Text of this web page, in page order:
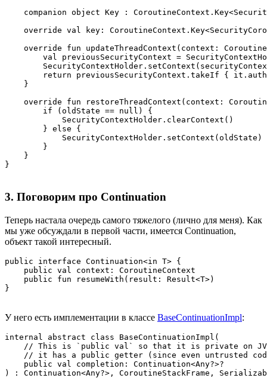
companion object Key :
override val key:
override fun updateThreadContext(context:
val previousSecurityContext =
return previousSecurityContext.takeIf {
    }
override fun restoreThreadContext(context:
        if (oldState == null) {
            SecurityContextHolder.clearContext()
        } else {
            SecurityContextHolder.setContext(oldState)
        }
    }
}
3. Поговорим про Continuation
Теперь настала очередь самого тяжелого (лично для меня). Как
мы уже обсуждали в первой части, имеется Continuation,
объект такой интересный.
public interface Continuation<in T> {
    public val context: CoroutineContext
    public fun resumeWith(result: Result<T>)
}
У него есть имплементации в классе BaseContinuationImpl:
internal abstract class BaseContinuationImpl(
// This is `public val` so that it is private on
// it has a public getter (since even untrusted
    public val completion: Continuation<Any?>?
) : Continuation<Any?>, CoroutineStackFrame,